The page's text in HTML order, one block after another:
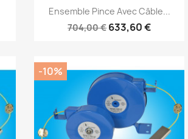
Aperçu rapide
Ensemble Pince Avec Câble...
704,00 €633,60 €
-10%